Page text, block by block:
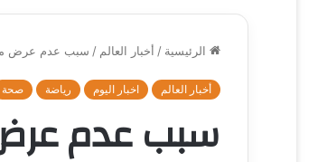
الرئيسية / أخبار العالم / سبب عدم عرض
أخبار العالم اخبار اليوم رياضة صحة
سبب عدم